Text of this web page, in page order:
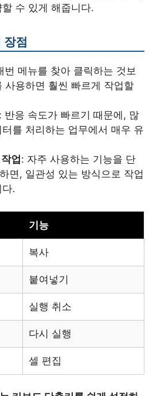
수 있게 해줍니다.
장점
번 메뉴를 찾아 클릭하는 것보
사용하면 훨씬 빠르게 작업할
반응 속도가 빠르기 때문에, 많
를 처리하는 업무에서 매우 유
업 : 자주 사용하는 기능을 단
면, 일관성 있는 방식으로 작업
.
기능
복사
붙여넣기
실행 취소
다시 실행
셀 편집